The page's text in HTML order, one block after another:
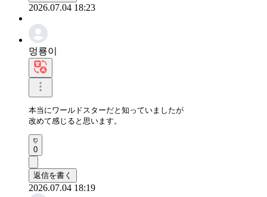
2026.07.04 18:23
멍룡이
本当にワールドスターだと知っていましたが
改めて感じると思います。
0
返信を書く
2026.07.04 18:19